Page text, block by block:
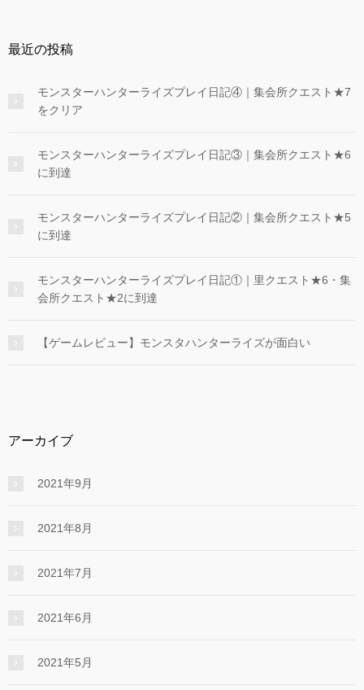
最近の投稿
モンスターハンターライズプレイ日記④｜集会所クエスト★7
をクリア
モンスターハンターライズプレイ日記③｜集会所クエスト★6
に到達
モンスターハンターライズプレイ日記②｜集会所クエスト★5
に到達
モンスターハンターライズプレイ日記①｜里クエスト★6・集
会所クエスト★2に到達
【ゲームレビュー】モンスタハンターライズが面白い
アーカイブ
2021年9月
2021年8月
2021年7月
2021年6月
2021年5月